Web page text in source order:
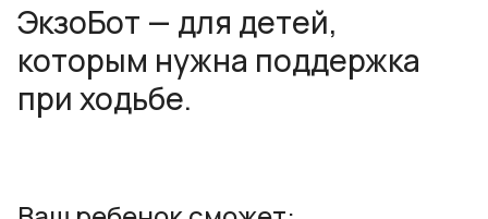
ЭкзоБот — для детей,
которым нужна поддержка
при ходьбе.